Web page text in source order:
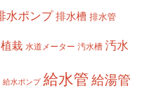
水ポンプ 排水槽 排水管
植栽 水道メーター 汚水槽 汚水
給水ポンプ 給水管 給湯管